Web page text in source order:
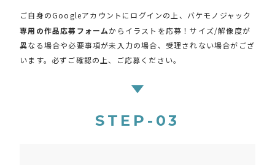
ご自身のGoogleアカウントにログインの上、バケモノジャック
専用の作品応募フォームからイラストを応募！サイズ/解像度が
異なる場合や必要事項が未入力の場合、受理されない場合がござ
います。必ずご確認の上、ご応募ください。
STEP-03